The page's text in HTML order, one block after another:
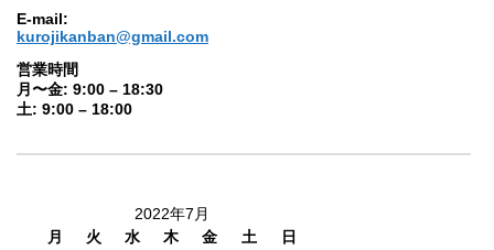
E-mail:
kurojikanban@gmail.com
営業時間
月〜金: 9:00 – 18:30
土: 9:00 – 18:00
2022年7月
月
火 水 木 金 土
日